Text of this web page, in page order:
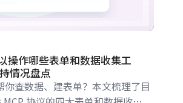
操作哪些表单和数据收集工
情况盘点
你查数据、建表单？本文梳理了目